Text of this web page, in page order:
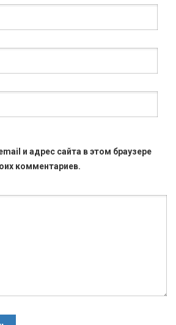
и адрес сайта в этом браузере
комментариев.